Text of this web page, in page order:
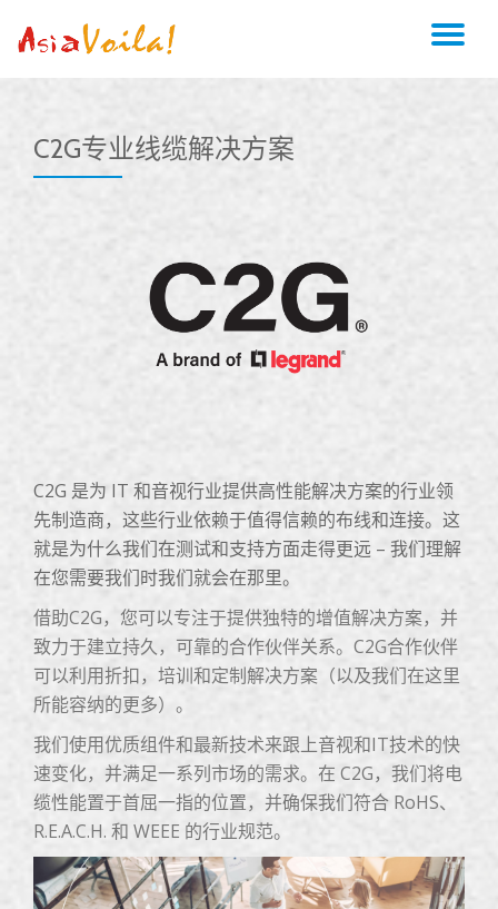
Skip
C2G专业线缆解决方案
C2G 是为 IT 和音视行业提供高性能解决方案的行业领
先制造商，这些行业依赖于值得信赖的布线和连接。这
就是为什么我们在测试和支持方面走得更远 – 我们理解
在您需要我们时我们就会在那里。
借助C2G，您可以专注于提供独特的增值解决方案，并
致力于建立持久，可靠的合作伙伴关系。C2G合作伙伴
可以利用折扣，培训和定制解决方案（以及我们在这里
所能容纳的更多）。
我们使用优质组件和最新技术来跟上音视和IT技术的快
速变化，并满足一系列市场的需求。在 C2G，我们将电
缆性能置于首屈一指的位置，并确保我们符合 RoHS、
R.E.A.C.H. 和 WEEE 的行业规范。